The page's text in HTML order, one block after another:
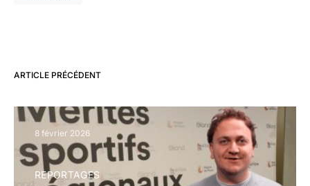
ARTICLE PRÉCÉDENT
8 février 2026
REPORTAGES